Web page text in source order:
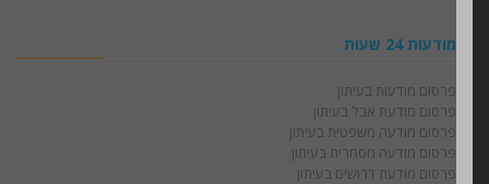
מודעות 24 שעות
פרסום מודעות בעיתון
פרסום מודעת אבל בעיתון
פרסום מודעה משפטית בעיתון
פרסום מודעה מסחרית בעיתון
פרסום מודעת דרושים בעיתון